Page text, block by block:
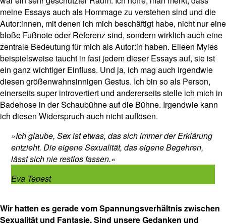
meine Essays auch als Hommage zu verstehen sind und die
Autor:innen, mit denen ich mich beschäftigt habe, nicht nur eine
bloße Fußnote oder Referenz sind, sondern wirklich auch eine
zentrale Bedeutung für mich als Autor:in haben. Eileen Myles
beispielsweise taucht in fast jedem dieser Essays auf, sie ist
ein ganz wichtiger Einfluss. Und ja, ich mag auch irgendwie
diesen größenwahnsinnigen Gestus. Ich bin so als Person,
einerseits super introvertiert und andererseits stelle ich mich in
Badehose in der Schaubühne auf die Bühne. Irgendwie kann
ich diesen Widerspruch auch nicht auflösen.
»Ich glaube, Sex ist etwas, das sich immer der Erklärung
entzieht. Die eigene Sexualität, das eigene Begehren,
lässt sich nie restlos fassen.«
Eva Tepest
Wir hatten es gerade vom Spannungsverhältnis zwischen
Sexualität und Fantasie. Sind unsere Gedanken und